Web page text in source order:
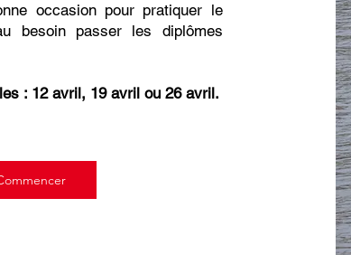
occasion pour pratiquer le
besoin passer les diplômes
: 12 avril, 19 avril ou 26 avril.